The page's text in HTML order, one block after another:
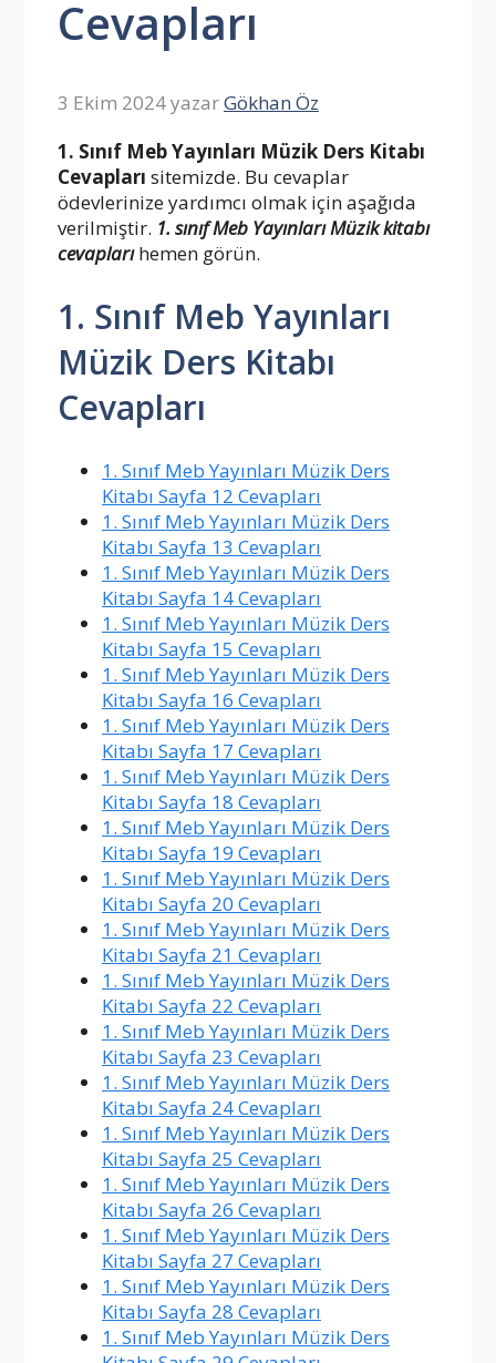
Cevapları
3 Ekim 2024yazarGökhan Öz
1. Sınıf Meb Yayınları Müzik Ders Kitabı
Cevapları sitemizde. Bu cevaplar
ödevlerinize yardımcı olmak için aşağıda
verilmiştir. 1. sınıf Meb Yayınları Müzik kitabı
cevaplarıhemen görün.
1. Sınıf Meb Yayınları
Müzik Ders Kitabı
Cevapları
1. Sınıf Meb Yayınları Müzik Ders
Kitabı Sayfa 12 Cevapları
1. Sınıf Meb Yayınları Müzik Ders
Kitabı Sayfa 13 Cevapları
1. Sınıf Meb Yayınları Müzik Ders
Kitabı Sayfa 14 Cevapları
1. Sınıf Meb Yayınları Müzik Ders
Kitabı Sayfa 15 Cevapları
1. Sınıf Meb Yayınları Müzik Ders
Kitabı Sayfa 16 Cevapları
1. Sınıf Meb Yayınları Müzik Ders
Kitabı Sayfa 17 Cevapları
1. Sınıf Meb Yayınları Müzik Ders
Kitabı Sayfa 18 Cevapları
1. Sınıf Meb Yayınları Müzik Ders
Kitabı Sayfa 19 Cevapları
1. Sınıf Meb Yayınları Müzik Ders
Kitabı Sayfa 20 Cevapları
1. Sınıf Meb Yayınları Müzik Ders
Kitabı Sayfa 21 Cevapları
1. Sınıf Meb Yayınları Müzik Ders
Kitabı Sayfa 22 Cevapları
1. Sınıf Meb Yayınları Müzik Ders
Kitabı Sayfa 23 Cevapları
1. Sınıf Meb Yayınları Müzik Ders
Kitabı Sayfa 24 Cevapları
1. Sınıf Meb Yayınları Müzik Ders
Kitabı Sayfa 25 Cevapları
1. Sınıf Meb Yayınları Müzik Ders
Kitabı Sayfa 26 Cevapları
1. Sınıf Meb Yayınları Müzik Ders
Kitabı Sayfa 27 Cevapları
1. Sınıf Meb Yayınları Müzik Ders
Kitabı Sayfa 28 Cevapları
1. Sınıf Meb Yayınları Müzik Ders